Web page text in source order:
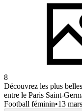
8
Découvrez les plus
entre le Paris Saint-
Football féminin•13